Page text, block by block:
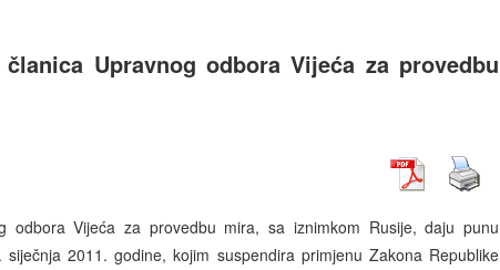
Upravnog odbora Vijeća za provedbu
odbora Vijeća za provedbu mira, sa iznimkom Rusije, daju punu
2011. godine, kojim suspendira primjenu Zakona Republike